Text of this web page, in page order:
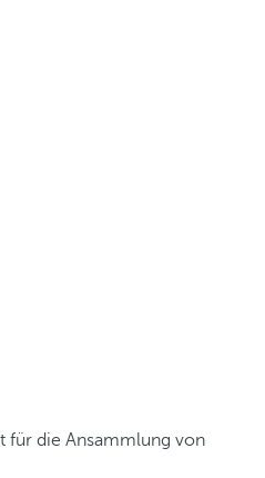
für die Ansammlung von